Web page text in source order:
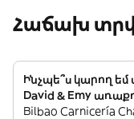
Հաճախ
Ինչպե՞ս կարող
David & Emy
Bilbao Carnicería